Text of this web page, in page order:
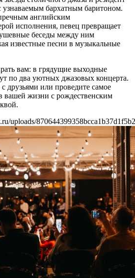
бархатным баритоном.
английским
исполнения, певец превращает
беседы между ним
известные песни в музыкальные
вам: в грядущие выходные
по два уютных джазовых концерта.
друзьями или проведите самое
вашей жизни с рождественским
uploads/